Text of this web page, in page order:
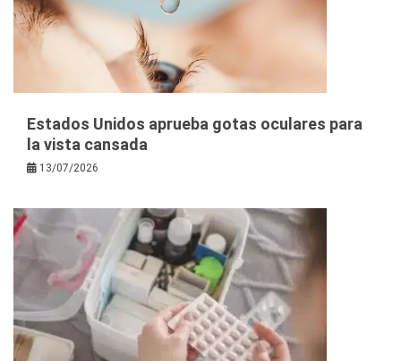
Estados Unidos aprueba gotas oculares para
la vista cansada
13/07/2026